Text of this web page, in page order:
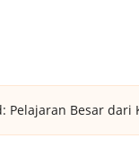
Pelajaran Besar dari